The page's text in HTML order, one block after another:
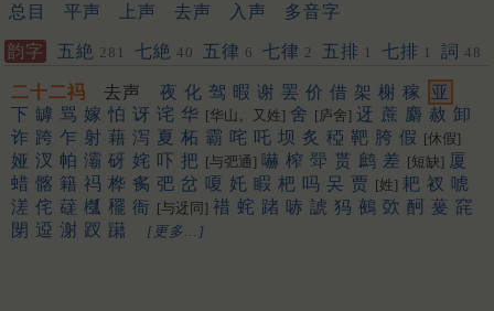
总目 平声 上声 去声 入声 多音字
韵字 五絶 281 七絶 40 五律 6 七律 2 五排 1 七排 1 詞 48
二十二祃 去声 夜 化 驾 暇 谢 罢 价 借 架 榭 稼
亚
下 罅 骂 嫁 怕 讶 诧 华 [华山。又姓] 舍 [庐舍] 迓 蔗 麝 赦 卸
诈 跨 乍 射 藉 泻 夏 柘 霸 咤 吒 坝 炙 稏 靶 胯 假 [休假]
娅 汊 帕 灞 砑 姹 吓 把 [与弝通] 嚇 榨 斝 贳 鹧 差 [短缺] 厦
蜡 髂 籍 祃 桦 䏑 弝 岔 嗄 奼 睱 杷 吗 㕦 贾 [姓] 耙 衩 唬
溠 侘 䕢 槬 䆉 衙 [与迓同] 䄍 䖳 踷 哧 諕 犸 鵺 㰳 酠 蓌 䆛
閕 䢝 㴬 䟕 躤 [更多…]